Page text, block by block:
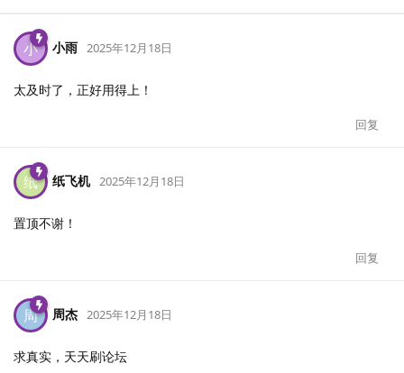
小 小雨 2025年12月18日
太及时了，正好用得上！
回复
纸 纸飞机 2025年12月18日
置顶不谢！
回复
周 周杰 2025年12月18日
求真实，天天刷论坛